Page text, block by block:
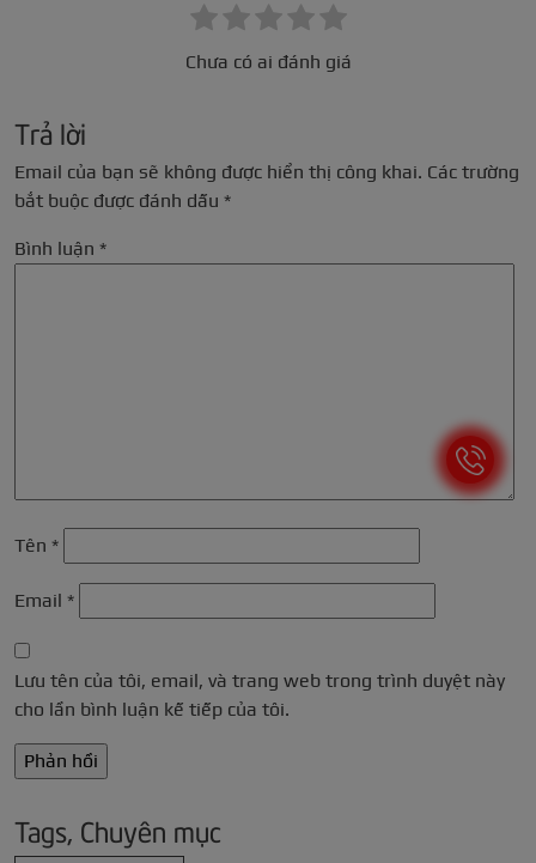
Chưa có ai đánh giá
Trả lời
Email của bạn sẽ không được hiển thị công khai. Các trường
bắt buộc được đánh dấu *
Bình luận *
Tên *
Email *
Lưu tên của tôi, email, và trang web trong trình duyệt này
cho lần bình luận kế tiếp của tôi.
Tags, Chuyên mục